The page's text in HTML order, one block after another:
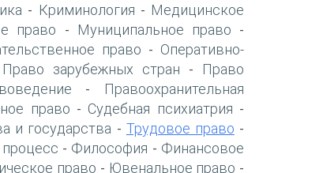
- Криминология - Медицинское
право - Муниципальное право -
право - Оперативно-
Право зарубежных стран -
Право
-
Правоохранительная
право - Судебная психиатрия -
и государства - Трудовое право -
- Философия - Финансовое
право - Ювенальное право -